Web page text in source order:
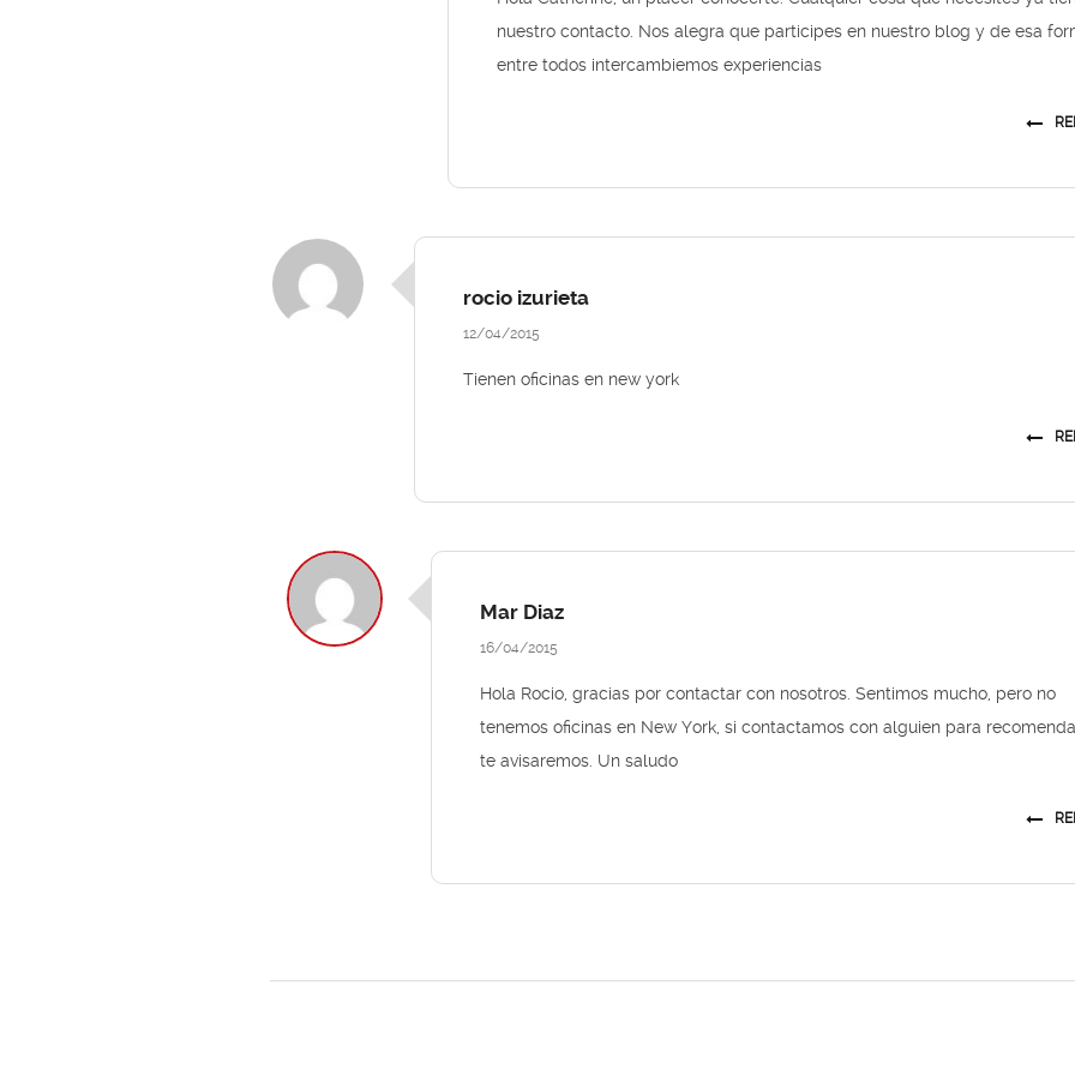
nuestro contacto. Nos alegra que participes en nuestro blog y de esa
entre todos intercambiemos experiencias
rocio izurieta
12/04/2015
Tienen oficinas en new york
Mar Diaz
16/04/2015
Hola Rocio, gracias por contactar con nosotros. Sentimos mucho, pero no
tenemos oficinas en New York, si contactamos con alguien para
te avisaremos. Un saludo